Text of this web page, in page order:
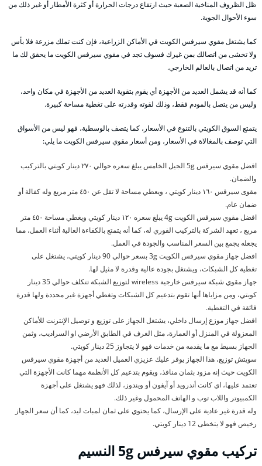
ظل الظروف المناخية الصعبة حيث ارتفاع درجات الحرارة أو كثرة الأمطار أو غير ذلك من
سوء الأحوال الجوية.
كما يشتغل مقوي سيرفس الكويت في الأماكن الزراعية، فإن كنت تملك مزرعة فلا بأس
ولا تخشى من اتصالك بمن غيرك فسوف تجد في مقوي سيرفس الكويت ما يحقق لك ما
تريد من اتصال بالعالم الخارجي.
كما أنه قد يشمل العديد من الأجهزة أي يقوم بتقوية العديد من الأجهزة في مكان واحد،
وليس من يتصل بالمودم فقط، وذلك لقوته وقدرته على تغطية مساحة كبيرة.
يتمتع السوق الكويتي بالتنوع في الأسعار، كما يتصف بالوسطية، فهو ليس من الأسواق
التي توصف بالمغالاة في الأسعار، ومن أسعار مقوي سيرفس الكويت ما يلي:
افضل مقوي سيرفس 5g الجيل الخامس يبلغ سعره حوالي ٢٧٠ دينار كويتي بالتركيب
والضمان.
مقوى سيرفس ١٦٠ دينار كويتي ، ويعطي مساحة لا تقل عن ٤٥٠ متر مربع وله كفالة أو
ضمان عام.
افضل مقوي سيرفس الكويت 4g يبلغ سعره ١٢٠ دينار كويتي ويغطي مساحة ٤٥٠ متر
مربع ، تعهد الشركة بالتركيب الفوري له، كما أنه يتمتع بالكفاءة العالية أثناء العمل، مما
يجعله يجمع بين السعر المناسب والجودة في العمل.
افضل جهاز مقوي سيرفس الكويت 3g بسعر حوالي 90 دينار كويتي، يشتغل على
تغطية كل الشبكات، ويشتغل بجودة عالية وقدرة لا مثيل لها.
جهاز مقوي شبكة سيرفس خارجية wireless لتوزيع الشبكة تتكلف حوالي 35 دينار
كويتي، ومن مزاياها أنها تقوم بتدعيم كل الشبكات وتغطي أجهزة غير محددة ولها قدرة
فائقة في التغطية.
افضل جهاز موزع إرسال داخلي، يشتغل الجهاز على توزيع و توصيل الإنترنت للأماكن
المعزولة في المنزل أو العمارة، مثل الغرف في الطابق الأرضي او السراديب، وثمن
الجهاز بسيط مع ما يقدمه من خدمات فهو لا يتجاوز 25 دينار كويتي.
سويتش توزيع، هذا الجهاز يوفر عليك عزيزي العميل العديد من أجهزة مقوي سيرفس
الكويت حيث إنه مزود بثمان منافذ، ويقوم بتدعيم كل الأنظمة مهما كانت الأجهزة التي
تعتمد عليها، اي كانت أندرويد أو آيفون أو ويندوز، لذلك فهو يشتغل على أجهزة
الكمبيوتر واللاب توب و الهاتف المحمول وغير ذلك.
وله قدرة غير عادية على الإرسال، كما يحتوي على ثمان لمبات ليد، كما أن سعر الجهاز
رخيص فهو لا يتخطى 12 دينار كويتي.
تركيب مقوي سيرفس 5g النسيم